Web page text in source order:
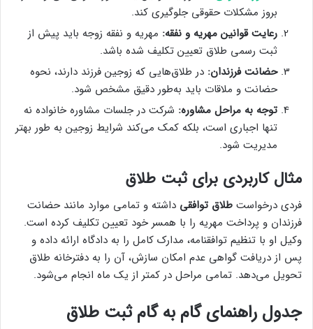
بروز مشکلات حقوقی جلوگیری کند.
رعایت قوانین مهریه و نفقه: مهریه و نفقه زوجه باید پیش از
ثبت رسمی طلاق تعیین تکلیف شده باشد.
حضانت فرزندان: در طلاق‌هایی که زوجین فرزند دارند، نحوه
حضانت و ملاقات باید به‌طور دقیق مشخص شود.
توجه به مراحل مشاوره: شرکت در جلسات مشاوره خانواده نه
تنها اجباری است، بلکه کمک می‌کند شرایط زوجین به طور بهتر
مدیریت شود.
مثال کاربردی برای ثبت طلاق
فردی درخواست طلاق توافقی داشته و تمامی موارد مانند حضانت
فرزندان و پرداخت مهریه را با همسر خود تعیین تکلیف کرده‌ است.
وکیل او با تنظیم توافقنامه، مدارک کامل را به دادگاه ارائه داده و
پس از دریافت گواهی عدم امکان سازش، آن را به دفترخانه طلاق
تحویل می‌دهد. تمامی مراحل در کمتر از یک ماه انجام می‌شود.
جدول راهنمای گام به گام ثبت طلاق